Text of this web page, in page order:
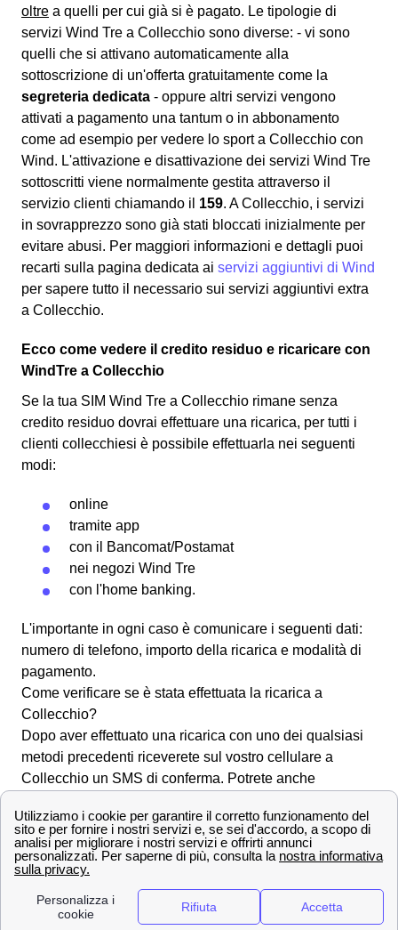
oltre a quelli per cui già si è pagato. Le tipologie di
servizi Wind Tre a Collecchio sono diverse: - vi sono
quelli che si attivano automaticamente alla
sottoscrizione di un'offerta gratuitamente come la
segreteria dedicata - oppure altri servizi vengono
attivati a pagamento una tantum o in abbonamento
come ad esempio per vedere lo sport a Collecchio con
Wind. L'attivazione e disattivazione dei servizi Wind Tre
sottoscritti viene normalmente gestita attraverso il
servizio clienti chiamando il 159. A Collecchio, i servizi
in sovrapprezzo sono già stati bloccati inizialmente per
evitare abusi. Per maggiori informazioni e dettagli puoi
recarti sulla pagina dedicata ai servizi aggiuntivi di Wind
per sapere tutto il necessario sui servizi aggiuntivi extra
a Collecchio.
Ecco come vedere il credito residuo e ricaricare con
WindTre a Collecchio
Se la tua SIM Wind Tre a Collecchio rimane senza
credito residuo dovrai effettuare una ricarica, per tutti i
clienti collecchiesi è possibile effettuarla nei seguenti
modi:
online
tramite app
con il
Bancomat/Postamat
nei negozi Wind Tre
con l'home banking.
L'importante in ogni caso è comunicare i seguenti dati:
numero di telefono, importo della ricarica e modalità di
pagamento.
Come verificare se è stata effettuata la ricarica a
Collecchio?
Dopo aver effettuato una ricarica con uno dei qualsiasi
metodi precedenti riceverete sul vostro cellulare a
Collecchio un SMS di conferma. Potrete anche
andata a buon fine. Per avere ulteriori informazioni su
come verificare il credito residuo con Wind Tre a
Collecchio edeffettuare una ricarica Windvisitate
Tutti i numeri Wind Tre per l'assistenza clienti a